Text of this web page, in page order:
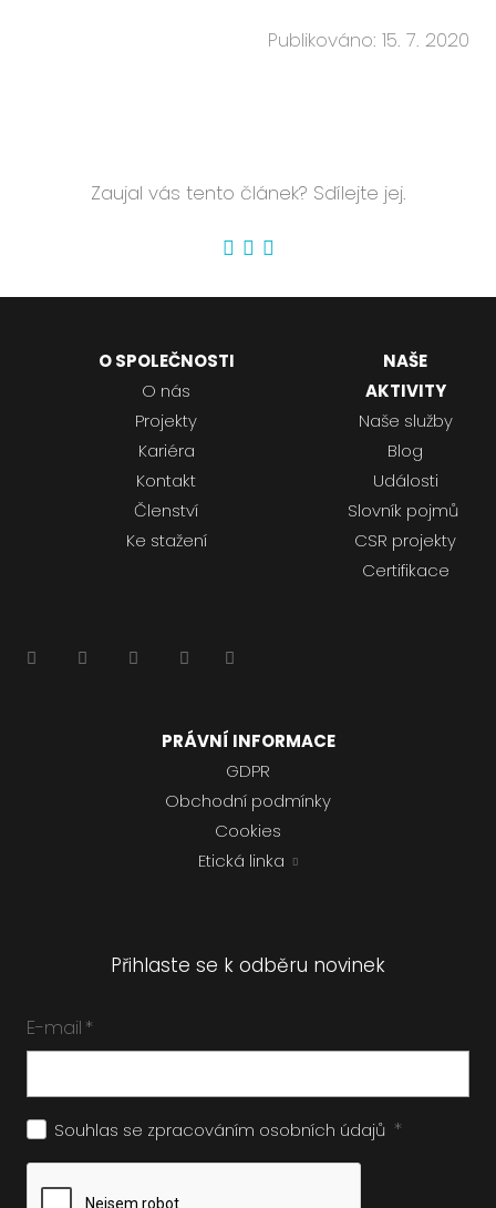
Publikováno: 15. 7. 2020
Zaujal vás tento článek? Sdílejte jej.
O SPOLEČNOSTI
O nás
Projekty
Kariéra
Kontakt
Členství
Ke stažení
NAŠE
AKTIVITY
Naše služby
Blog
Události
Slovník pojmů
CSR projekty
Certifikace
PRÁVNÍ INFORMACE
GDPR
Obchodní podmínky
Cookies
Etická linka
Přihlaste se k odběru novinek
E-mail *
Souhlas se zpracováním osobních údajů *